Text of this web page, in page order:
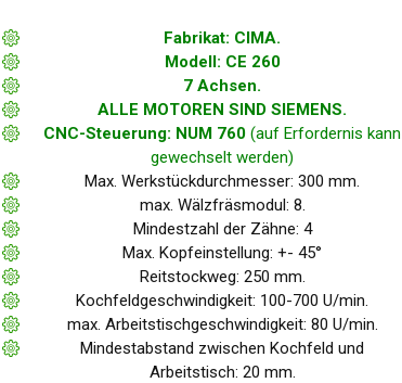
Fabrikat: CIMA.
Modell: CE 260
7 Achsen.
ALLE MOTOREN SIND SIEMENS.
CNC-Steuerung: NUM 760 (auf Erfordernis kann
gewechselt werden)
Max. Werkstückdurchmesser: 300 mm.
max. Wälzfräsmodul: 8.
Mindestzahl der Zähne: 4
Max. Kopfeinstellung: +- 45°
Reitstockweg: 250 mm.
Kochfeldgeschwindigkeit: 100-700 U/min.
max. Arbeitstischgeschwindigkeit: 80 U/min.
Mindestabstand zwischen Kochfeld und
Arbeitstisch: 20 mm.